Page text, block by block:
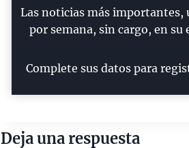
Las noticias más importantes,
por semana, sin cargo, en su
Complete sus datos para
Deja una respuesta